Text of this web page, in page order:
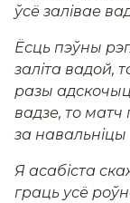
ўсё залівае
Ёсць пэўны
заліта вадой,
разы
вадзе, то
за
Я асабіста
граць усё